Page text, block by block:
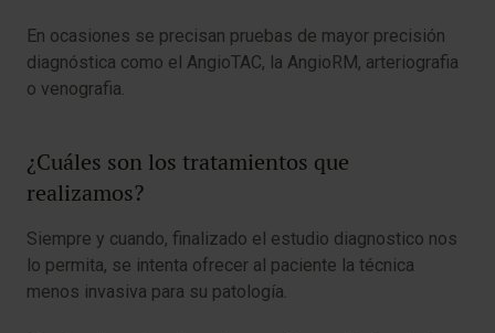
En ocasiones se precisan pruebas de mayor precisión
diagnóstica como el AngioTAC, la AngioRM, arteriografia
o venografia.
¿Cuáles son los tratamientos que
realizamos?
Siempre y cuando, finalizado el estudio diagnostico nos
lo permita, se intenta ofrecer al paciente la técnica
menos invasiva para su patología.